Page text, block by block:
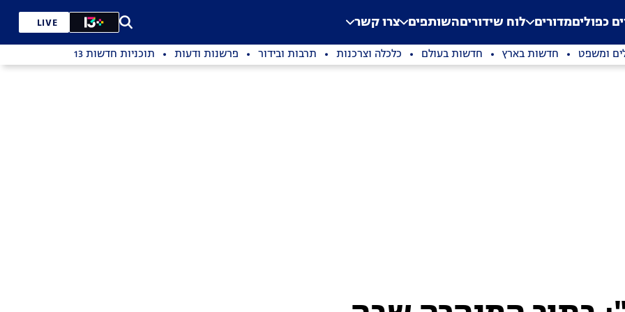
Application error: a
. כפוליםמדורים לוח שידוריםהשותפים צרו קשר LIVE
ומשפט חדשות בארץ חדשות בעולם כלכלה וצרכנות תרבות ובידור פרשנות ודעות תוכניות חדשות 13